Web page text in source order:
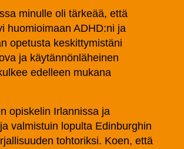
minulle oli tärkeää, että
huomioimaan ADHD:ni ja
opetusta keskittymistäni
ja käytännönläheinen
edelleen mukana
opiskelin Irlannissa ja
valmistuin lopulta Edinburghin
tohtoriksi. Koen, että